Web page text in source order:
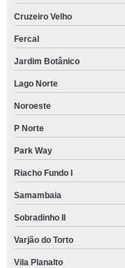
Cruzeiro Velho
Fercal
Jardim Botânico
Lago Norte
Noroeste
P Norte
Park Way
Riacho Fundo I
Samambaia
Sobradinho II
Varjão do Torto
Vila Planalto